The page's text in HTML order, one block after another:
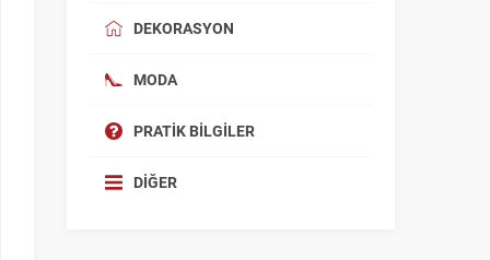
DEKORASYON
MODA
PRATIK BILGILER
DIĞER